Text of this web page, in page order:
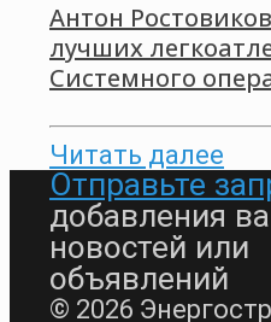
Антон
лучших
Системного
Читать далее
Отправьте
добавления
новостей или
объявлений
© 2026